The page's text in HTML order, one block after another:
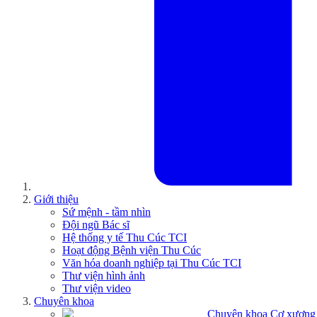
Giới thiệu
Sứ mệnh - tầm nhìn
Đội ngũ Bác sĩ
Hệ thống y tế Thu Cúc TCI
Hoạt động Bệnh viện Thu Cúc
Văn hóa doanh nghiệp tại Thu Cúc TCI
Thư viện hình ảnh
Thư viện video
Chuyên khoa
Chuyên khoa Cơ